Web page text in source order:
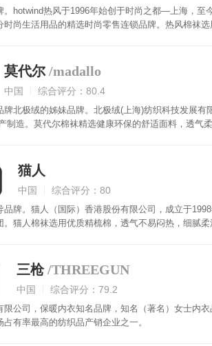
。hotwind热风于1996年始创于时尚之都—上海，
尚生活用品的精选时尚零售连锁品牌。热风棉袜
莫代尔 /madallo
中国 综合评分：80.4
牌北极绒的姊妹品牌。北极绒(上海)纺织科技发展
制造。莫代尔棉袜精选健康环保的舒适面料，透气
猫人
中国 综合评分：80
品牌。猫人（国际）香港股份有限公司，成立于
。猫人棉袜选用优质精梳棉，透气不易闷热，细腻
三枪 /THREEGUN
中国 综合评分：79.2
限公司，保暖内衣知名品牌，知名（著名）女士内
有率最高的纺织品产销企业之一。